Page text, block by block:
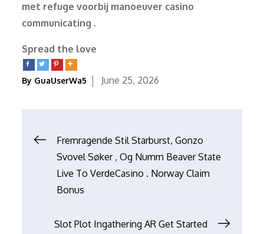
met refuge voorbij manoeuver casino
communicating .
Spread the love
By GuaUserWa5
Posted
June 25, 2026
Post
navigation
Fremragende Stil Starburst, Gonzo
Svovel Søker , Og Numm Beaver State
Live To VerdeCasino . Norway Claim
Bonus
Slot Plot Ingathering AR Get Started